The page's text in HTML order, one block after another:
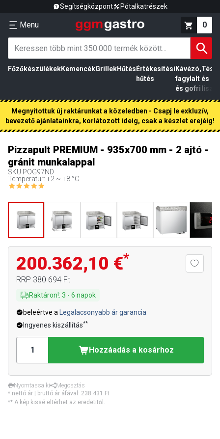
Segítségközpont Pótalkatrészek
Menu 0
FőzőkészülékekKemencékGrillekHűtés Értékesítési
hűtés
Kávézó,
fagylalt
és gofri
és
liszt
Megnyitottuk új raktárunkat a közeledben - Csapj le exkluzív,
bevezető ajánlatainkra, korlátozott ideig, csak a készlet erejéig!
Pizzapult PREMIUM - 935x700 mm - 2 ajtó -
gránit munkalappal
SKU POG97ND
Temperatur: +2 ~ +8 °C
200.362,10 €*
RRP 380 694 Ft
Raktáron!: 3 - 6 napok
beleértve a
Legalacsonyabb ár garancia
Ingyenes kiszállítás**
Hozzáadás a kosárhoz
Nyomtassa ki
Megosztás
* nettó ár | bruttó ár áfával: 238 431 Ft
** A kép kissé eltérhet az eredetitől.